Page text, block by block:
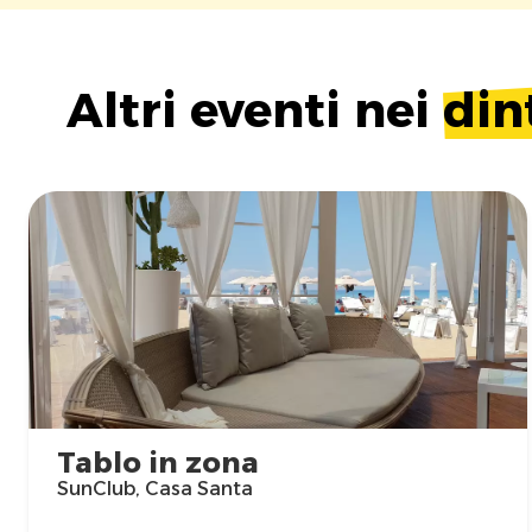
Altri eventi nei
Tablo in zona
SunClub, Casa Santa